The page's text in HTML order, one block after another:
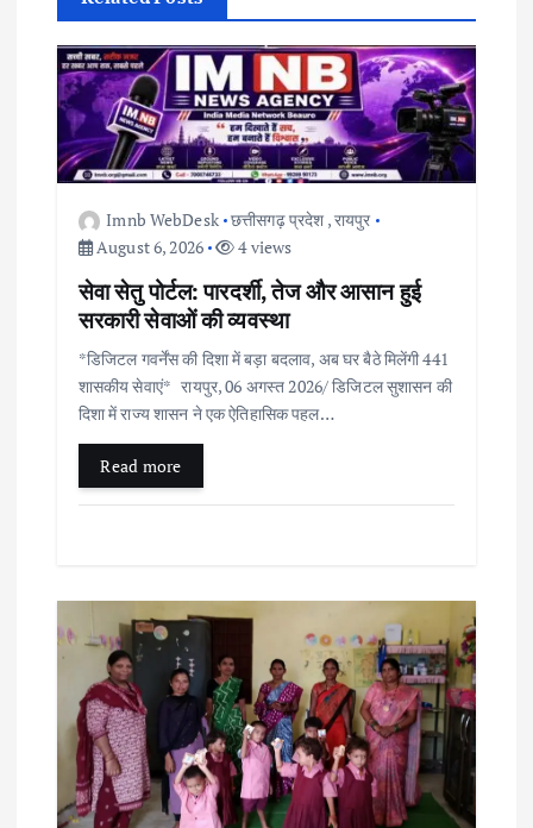
g
a
t
Imnb WebDesk छत्तीसगढ़ प्रदेश ,रायपुर
August 6, 2026
4 views
सेवा सेतु पोर्टल: पारदर्शी, तेज और आसान हुई
सरकारी सेवाओं की व्यवस्था
*डिजिटल गवर्नेंस की दिशा में बड़ा बदलाव, अब घर बैठे मिलेंगी 441
शासकीय सेवाएं* रायपुर, 06 अगस्त 2026/ डिजिटल सुशासन की
दिशा में राज्य शासन ने एक ऐतिहासिक पहल…
Read more